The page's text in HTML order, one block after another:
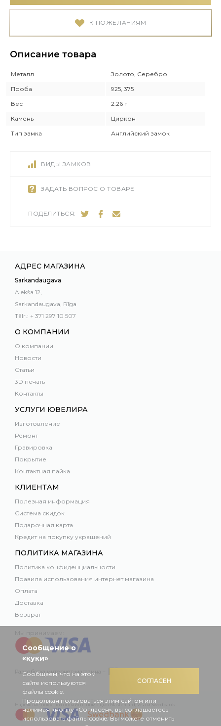
К ПОЖЕЛАНИЯМ
Описание товара
Металл
Золото, Серебро
Проба
925, 375
Вес
2.26 г
Камень
Циркон
Тип замка
Английский замок
ВИДЫ ЗАМКОВ
ЗАДАТЬ ВОПРОС О ТОВАРЕ
ПОДЕЛИТЬСЯ:
АДРЕС МАГАЗИНА
Sarkandaugava
Alekša 12,
Sarkandaugava, Rīga
Tālr.: + 371 297 10 507
О КОМПАНИИ
О компании
Новости
Статьи
3D печать
Контакты
УСЛУГИ ЮВЕЛИРА
Изготовление
Ремонт
Гравировка
Покрытие
Контактная пайка
КЛИЕНТАМ
Полезная информация
Система скидок
Подарочная карта
Кредит на покупку украшений
ПОЛИТИКА МАГАЗИНА
Политика конфиденциальности
Правила использования интернет магазина
Оплата
Доставка
Возврат
Разработка интернет-магазина –
Надежные покупки онлайн с помощью Mastercard, Visa и Swedbank
СОГЛАСЕН
Сообщение о
«куки»
Сообщаем, что на этом
сайте используются
файлы cookie.
Продолжая пользоваться этим сайтом или
нажимая кнопку «Согласен», вы соглашаетесь
использовать файлы cookie. Вы можете отменить